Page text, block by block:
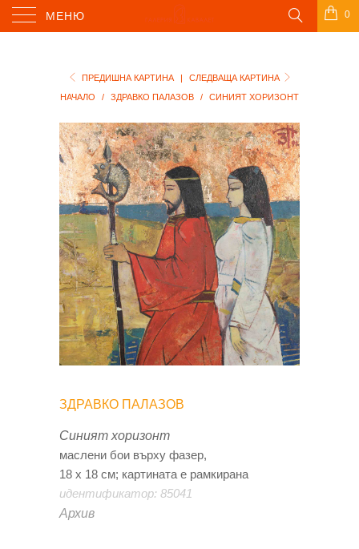
МЕНЮ 0
ПРЕДИШНА КАРТИНА |
СЛЕДВАЩА КАРТИНА
НАЧАЛО
/ ЗДРАВКО ПАЛАЗОВ / СИНИЯТ ХОРИЗОНТ
ЗДРАВКО ПАЛАЗОВ
Синият хоризонт
маслени бои върху фазер,
18 х 18 см; картината е рамкирана
идентификатор: 85041
Архив